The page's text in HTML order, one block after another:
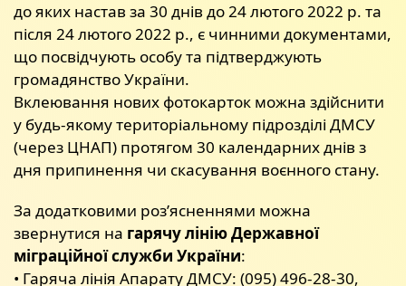
до яких настав за 30 днів до 24 лютого 2022 р. та
після 24 лютого 2022 р., є чинними документами,
що посвідчують особу та підтверджують
громадянство України.
Вклеювання нових фотокарток можна здійснити
у будь-якому територіальному підрозділі ДМСУ
(через ЦНАП) протягом 30 календарних днів з
дня припинення чи скасування воєнного стану.
За додатковими роз’ясненнями можна
звернутися на гарячу лінію Державної
міграційної служби України:
• Гаряча лінія Апарату ДМСУ: (095) 496-28-30,